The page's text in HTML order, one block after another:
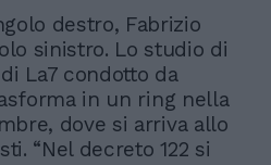
destro, Fabrizio
sinistro. Lo studio di
La7 condotto da
in un ring nella
dove si arriva allo
“Nel decreto 122 si